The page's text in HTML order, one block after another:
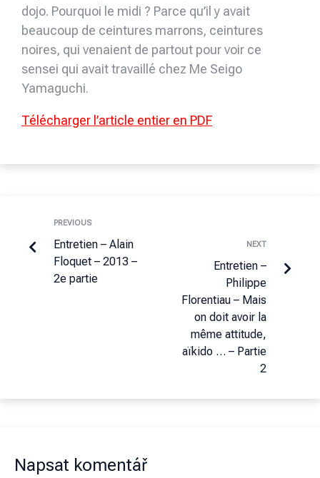
dojo. Pourquoi le midi ? Parce qu’il y avait
beaucoup de ceintures marrons, ceintures
noires, qui venaient de partout pour voir ce
sensei qui avait travaillé chez Me Seigo
Yamaguchi.
Télécharger l’article entier en PDF
PREVIOUS
Entretien – Alain
Floquet – 2013 –
2e partie
NEXT
Entretien –
Philippe
Florentiau – Mais
on doit avoir la
même attitude,
aïkido … – Partie
2
Napsat komentář